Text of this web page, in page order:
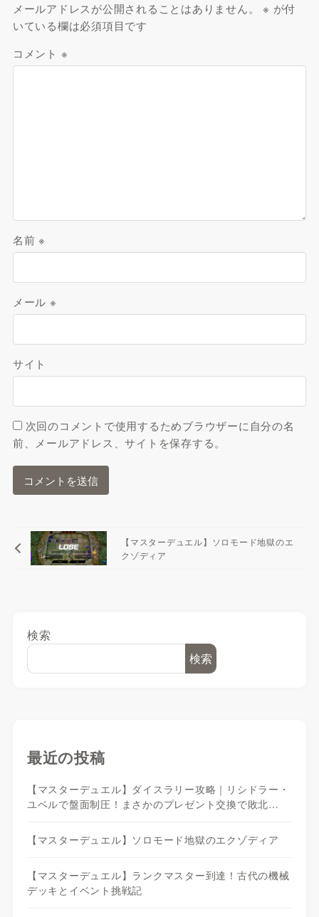
メールアドレスが公開されることはありません。 ※ が付
いている欄は必須項目です
コメント ※
名前※
メール ※
サイト
次回のコメントで使用するためブラウザーに自分の名
前、メールアドレス、サイトを保存する。
【マスターデュエル】ソロモード地獄のエ
クゾディア
検索
検索
最近の投稿
【マスターデュエル】ダイスラリー攻略｜リシドラー・
ユベルで盤面制圧！まさかのプレゼント交換で敗北…
【マスターデュエル】ソロモード地獄のエクゾディア
【マスターデュエル】ランクマスター到達！古代の機械
デッキとイベント挑戦記